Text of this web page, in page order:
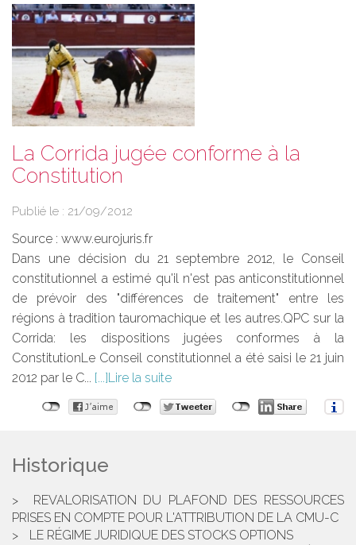
La Corrida jugée conforme à la
Constitution
Publié le : 21/09/2012
Source : www.eurojuris.fr
Dans une décision du 21 septembre 2012, le Conseil
constitutionnel a estimé qu'il n'est pas anticonstitutionnel
de prévoir des "différences de traitement" entre les
régions à tradition tauromachique et les autres.QPC sur la
Corrida: les dispositions jugées conformes à la
ConstitutionLe Conseil constitutionnel a été saisi le 21 juin
2012 par le C...
Lire la suite
Historique
REVALORISATION DU PLAFOND DES RESSOURCES
PRISES EN COMPTE POUR L'ATTRIBUTION DE LA CMU-C
LE RÉGIME JURIDIQUE DES STOCKS OPTIONS